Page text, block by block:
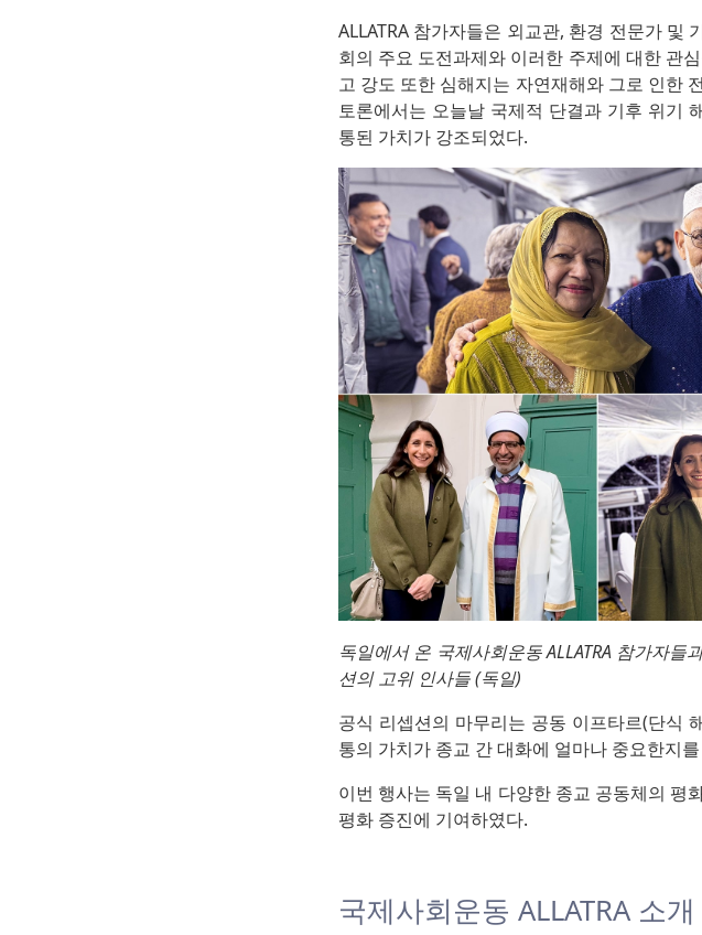
ALLATRA 참가자들은 외교관, 환경 전문가 및
회의 주요 도전과제와 이러한 주제에 대한 관
고 강도 또한 심해지는 자연재해와 그로 인한
토론에서는 오늘날 국제적 단결과 기후 위기
통된 가치가 강조되었다.
독일에서 온 국제사회운동 ALLATRA 참가자
션의 고위 인사들 (독일)
공식 리셉션의 마무리는 공동 이프타르(단식
통의 가치가 종교 간 대화에 얼마나 중요한지
이번 행사는 독일 내 다양한 종교 공동체의 평
평화 증진에 기여하였다.
국제사회운동 ALLATRA 소개